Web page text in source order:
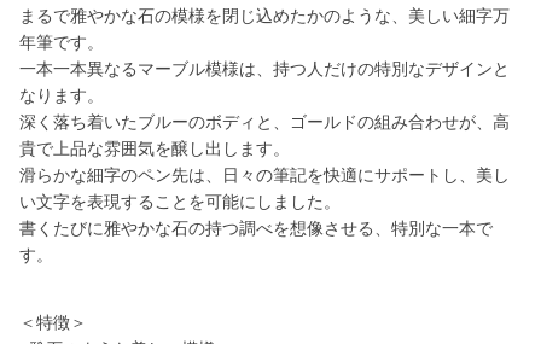
まるで雅やかな石の模様を閉じ込めたかのような、美しい細字万
年筆です。
一本一本異なるマーブル模様は、持つ人だけの特別なデザインと
なります。
深く落ち着いたブルーのボディと、ゴールドの組み合わせが、高
貴で上品な雰囲気を醸し出します。
滑らかな細字のペン先は、日々の筆記を快適にサポートし、美し
い文字を表現することを可能にしました。
書くたびに雅やかな石の持つ調べを想像させる、特別な一本で
す。
＜特徴＞